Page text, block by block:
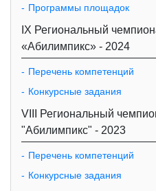
Программы площадок
IX Региональный
«Абилимпикс» - 2024
Перечень компетенций
Конкурсные задания
VIII Региональный
"Абилимпикс" - 2023
Перечень компетенций
Конкурсные задания